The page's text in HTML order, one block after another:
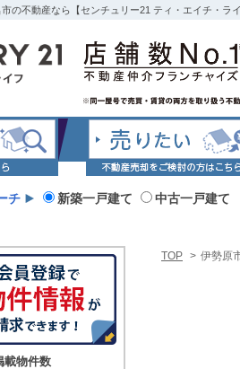
の不動産なら【センチュリー21 ティ・エイチ・ラ
チ 新築一戸建て 中古一戸建て
載物件数
TOP > 伊勢原